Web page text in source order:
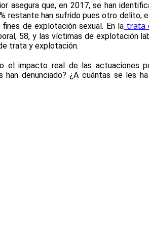
asegura que, en 2017, se han
restante han sufrido pues otro
de explotación sexual. En la trata
58, y las víctimas de explotación
trata y explotación.
impacto real de las actuaciones
denunciado? ¿A cuántas se les